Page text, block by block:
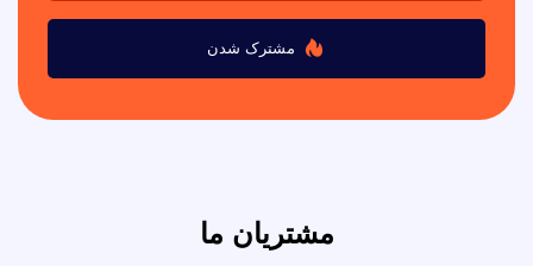
مشترک شدن
مشتریان ما